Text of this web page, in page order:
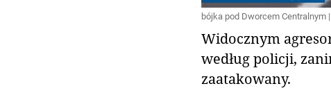
bójka pod Dworcem Centralnym
Widocznym
według policji,
zaatakowany.